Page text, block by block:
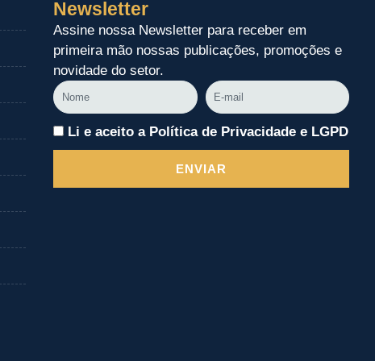
Newsletter
Assine nossa Newsletter para receber em
primeira mão nossas publicações, promoções e
novidade do setor.
Nome
E-
mail
Li e aceito a Política de Privacidade e LGPD
ENVIAR